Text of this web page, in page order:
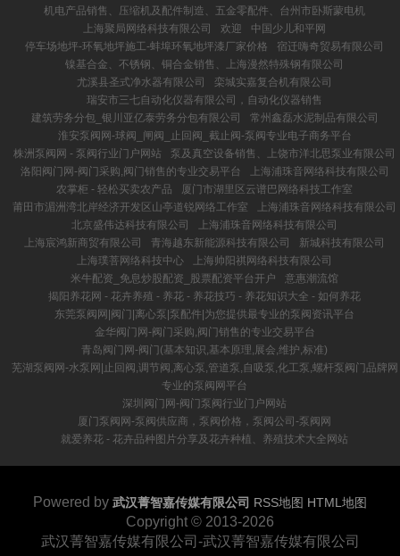
机电产品销售、压缩机及配件制造、五金零配件、台州市卧斯蒙电机
上海聚局网络科技有限公司
欢迎
中国少儿和平网
停车场地坪-环氧地坪施工-蚌埠环氧地坪漆厂家价格
宿迁嗨奇贸易有限公司
镍基合金、不锈钢、铜合金销售、上海漫然特殊钢有限公司
尤溪县圣式净水器有限公司
栾城实嘉复合机有限公司
瑞安市三七自动化仪器有限公司，自动化仪器销售
建筑劳务分包_银川亚亿泰劳务分包有限公司
常州鑫磊水泥制品有限公司
淮安泵阀网-球阀_闸阀_止回阀_截止阀-泵阀专业电子商务平台
株洲泵阀网 - 泵阀行业门户网站
泵及真空设备销售、上饶市洋北思泵业有限公司
洛阳阀门网-阀门采购,阀门销售的专业交易平台
上海浦珠音网络科技有限公司
农掌柜 - 轻松买卖农产品
厦门市湖里区云谱巴网络科技工作室
莆田市湄洲湾北岸经济开发区山亭道锐网络工作室
上海浦珠音网络科技有限公司
北京盛伟达科技有限公司
上海浦珠音网络科技有限公司
上海宸鸿新商贸有限公司
青海越东新能源科技有限公司
新城科技有限公司
上海璞菩网络科技中心
上海帅阳祺网络科技有限公司
米牛配资_免息炒股配资_股票配资平台开户
意惠潮流馆
揭阳养花网 - 花卉养殖 - 养花 - 养花技巧 - 养花知识大全 - 如何养花
东莞泵阀网|阀门|离心泵|泵配件|为您提供最专业的泵阀资讯平台
金华阀门网-阀门采购,阀门销售的专业交易平台
青岛阀门网-阀门(基本知识,基本原理,展会,维护,标准)
芜湖泵阀网-水泵网|止回阀,调节阀,离心泵,管道泵,自吸泵,化工泵,螺杆泵阀门品牌网
专业的泵阀网平台
深圳阀门网-阀门泵阀行业门户网站
厦门泵阀网-泵阀供应商，泵阀价格，泵阀公司-泵阀网
就爱养花 - 花卉品种图片分享及花卉种植、养殖技术大全网站
Powered by 武汉菁智嘉传媒有限公司 RSS地图 HTML地图
Copyright © 2013-2026
武汉菁智嘉传媒有限公司-武汉菁智嘉传媒有限公司